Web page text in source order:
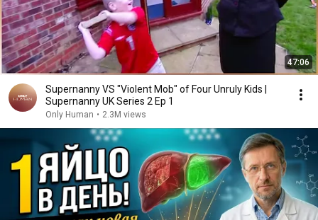
47:06
Supernanny VS "Violent Mob" of Four Unruly Kids |
Supernanny UK Series 2 Ep 1
Only Human • 2.3M views